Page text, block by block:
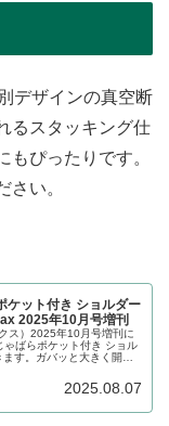
デザインの真空断
るスタッキング仕
ぴったりです。
さい。
ケット付き ショルダー
2025年10月号増刊
ス）2025年10月号増刊に
ばらポケット付き ショル
す。ガバッと大きく開く
度の高い小物を収納するの
2025.08.07